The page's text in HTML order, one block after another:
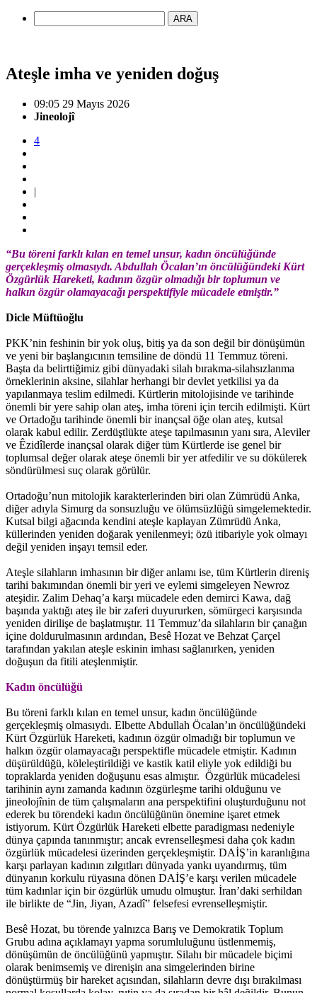
ARA
Ateşle imha ve yeniden doğuş
09:05 29 Mayıs 2026
Jineolojî
4
|
“Bu töreni farklı kılan en temel unsur, kadın öncülüğünde
gerçekleşmiş olmasıydı. Abdullah Öcalan’ın öncülüğündeki Kürt
Özgürlük Hareketi, kadının özgür olmadığı bir toplumun ve
halkın özgür olamayacağı perspektifiyle mücadele etmiştir.”
Dicle Müftüoğlu
PKK’nin feshinin bir yok oluş, bitiş ya da son değil bir dönüşümün
ve yeni bir başlangıcının temsiline de döndü 11 Temmuz töreni.
Başta da belirttiğimiz gibi dünyadaki silah bırakma-silahsızlanma
örneklerinin aksine, silahlar herhangi bir devlet yetkilisi ya da
yapılanmaya teslim edilmedi. Kürtlerin mitolojisinde ve tarihinde
önemli bir yere sahip olan ateş, imha töreni için tercih edilmişti. Kürt
ve Ortadoğu tarihinde önemli bir inançsal öğe olan ateş, kutsal
olarak kabul edilir. Zerdüştlükte ateşe tapılmasının yanı sıra, Aleviler
ve Êzidîlerde inançsal olarak diğer tüm Kürtlerde ise genel bir
toplumsal değer olarak ateşe önemli bir yer atfedilir ve su dökülerek
söndürülmesi suç olarak görülür.
Ortadoğu’nun mitolojik karakterlerinden biri olan Zümrüdü Anka,
diğer adıyla Simurg da sonsuzluğu ve ölümsüzlüğü simgelemektedir.
Kutsal bilgi ağacında kendini ateşle kaplayan Zümrüdü Anka,
küllerinden yeniden doğarak yenilenmeyi; özü itibariyle yok olmayı
değil yeniden inşayı temsil eder.
Ateşle silahların imhasının bir diğer anlamı ise, tüm Kürtlerin direniş
tarihi bakımından önemli bir yeri ve eylemi simgeleyen Newroz
ateşidir. Zalim Dehaq’a karşı mücadele eden demirci Kawa, dağ
başında yaktığı ateş ile bir zaferi duyururken, sömürgeci karşısında
yeniden dirilişe de başlatmıştır. 11 Temmuz’da silahların bir çanağın
içine doldurulmasının ardından, Besê Hozat ve Behzat Çarçel
tarafından yakılan ateşle eskinin imhası sağlanırken, yeniden
doğuşun da fitili ateşlenmiştir.
Kadın öncülüğü
Bu töreni farklı kılan en temel unsur, kadın öncülüğünde
gerçekleşmiş olmasıydı. Elbette Abdullah Öcalan’ın öncülüğündeki
Kürt Özgürlük Hareketi, kadının özgür olmadığı bir toplumun ve
halkın özgür olamayacağı perspektifle mücadele etmiştir. Kadının
düşürüldüğü, köleleştirildiği ve kastik katil eliyle yok edildiği bu
topraklarda yeniden doğuşunu esas almıştır. Özgürlük mücadelesi
tarihinin aynı zamanda kadının özgürleşme tarihi olduğunu ve
jineolojînin de tüm çalışmaların ana perspektifini oluşturduğunu not
ederek bu törendeki kadın öncülüğünün önemine işaret etmek
istiyorum. Kürt Özgürlük Hareketi elbette paradigması nedeniyle
dünya çapında tanınmıştır; ancak evrenselleşmesi daha çok kadın
özgürlük mücadelesi üzerinden gerçekleşmiştir. DAİŞ’in karanlığına
karşı parlayan kadının zılgıtları dünyada yankı uyandırmış, tüm
dünyanın korkulu rüyasına dönen DAİŞ’e karşı verilen mücadele
tüm kadınlar için bir özgürlük umudu olmuştur. İran’daki serhildan
ile birlikte de “Jin, Jiyan, Azadî” felsefesi evrenselleşmiştir.
Besê Hozat, bu törende yalnızca Barış ve Demokratik Toplum
Grubu adına açıklamayı yapma sorumluluğunu üstlenmemiş,
dönüşümün de öncülüğünü yapmıştır. Silahı bir mücadele biçimi
olarak benimsemiş ve direnişin ana simgelerinden birine
dönüştürmüş bir hareket açısından, silahların devre dışı bırakılması